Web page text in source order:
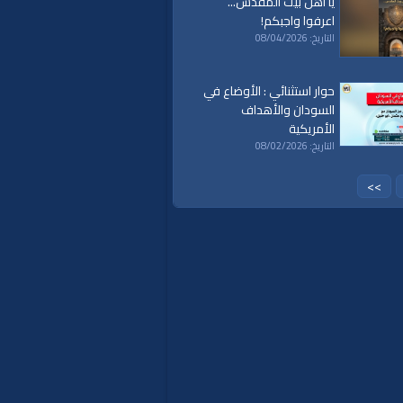
|تحليل سياسي
اعرفوا واجبكم!
التاريخ: 08/04/2026
حوار استثنائي : الأوضاع في
السودان والأهداف
الأمريكية
التاريخ: 08/02/2026
>>